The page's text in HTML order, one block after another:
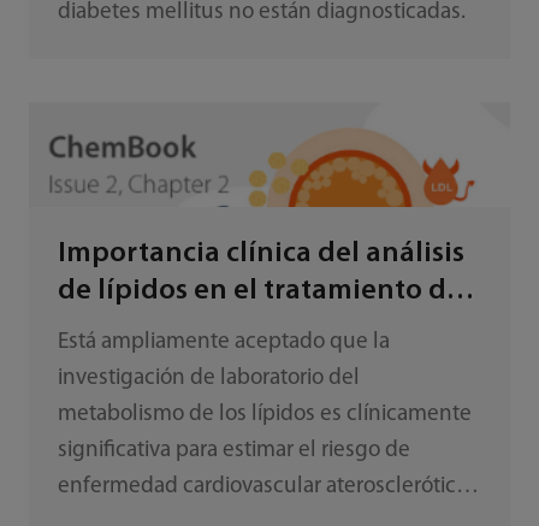
diabetes mellitus no están diagnosticadas.
Importancia clínica del análisis
de lípidos en el tratamiento de
la ERC
Está ampliamente aceptado que la
investigación de laboratorio del
metabolismo de los lípidos es clínicamente
significativa para estimar el riesgo de
enfermedad cardiovascular aterosclerótica